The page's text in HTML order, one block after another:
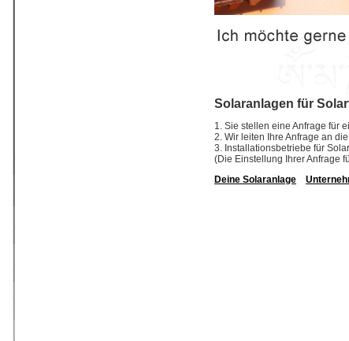
Solaranlagen für
1. Sie stellen eine Anfrage für
2. Wir leiten Ihre Anfrage an
3. Installationsbetriebe für
(Die Einstellung Ihrer Anfrage
Deine Solaranlage